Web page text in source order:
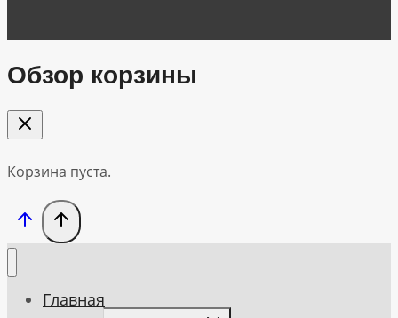
Обзор корзины
Корзина пуста.
Главная